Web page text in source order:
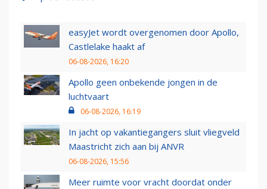
easyJet wordt overgenomen door Apollo,
Castlelake haakt af
06-08-2026, 16:20
Apollo geen onbekende jongen in de
luchtvaart
06-08-2026, 16:19
In jacht op vakantiegangers sluit vliegveld
Maastricht zich aan bij ANVR
06-08-2026, 15:56
Meer ruimte voor vracht doordat onder